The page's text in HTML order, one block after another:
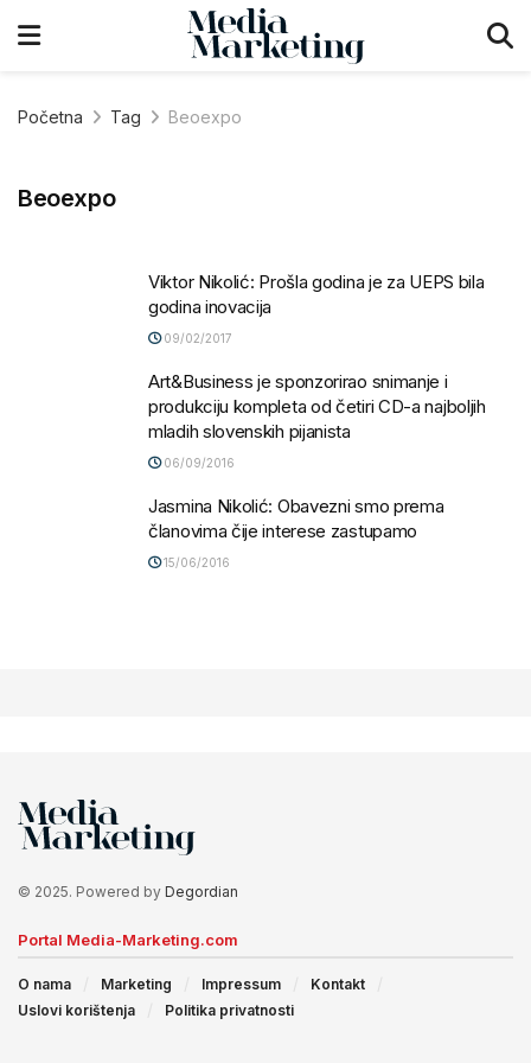
Početna Tag Beoexpo
Beoexpo
Viktor Nikolić: Prošla godina je za UEPS bila
godina inovacija
09/02/2017
Art&Business je sponzorirao snimanje i
produkciju kompleta od četiri CD-a najboljih
mladih slovenskih pijanista
06/09/2016
Jasmina Nikolić: Obavezni smo prema
članovima čije interese zastupamo
15/06/2016
© 2025. Powered by Degordian
Portal Media-Marketing.com
O nama Marketing Impressum
Kontakt
Uslovi korištenja
Politika privatnosti